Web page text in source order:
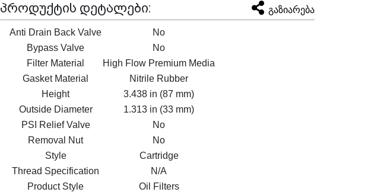
პროდუქტის დეტალები: გაზიარება
Anti Drain Back Valve
No
Bypass Valve
No
Filter Material
High Flow Premium Media
Gasket Material
Nitrile Rubber
Height
3.438 in (87 mm)
Outside Diameter
1.313 in (33 mm)
PSI Relief Valve
No
Removal Nut
No
Style
Cartridge
Thread Specification
N/A
Product Style
Oil Filters